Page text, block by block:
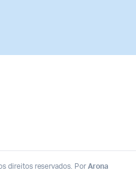
direitos reservados. PorArona